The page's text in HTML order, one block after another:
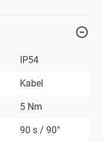
IP54
Kabel
5 Nm
90 s / 90°